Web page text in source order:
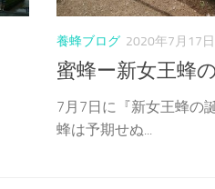
養蜂ブログ 2020年7月17日
蜜蜂ー新女王蜂
7月7日に『新女王蜂の
蜂は予期せぬ...